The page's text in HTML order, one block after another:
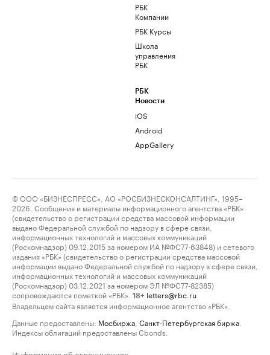
РБК
Компании
РБК Курсы
Школа
управления
РБК
РБК
Новости
iOS
Android
AppGallery
© ООО «БИЗНЕСПРЕСС», АО «РОСБИЗНЕСКОНСАЛТИНГ», 1995–
2026. Сообщения и материалы информационного агентства «РБК»
(свидетельство о регистрации средства массовой информации
выдано Федеральной службой по надзору в сфере связи,
информационных технологий и массовых коммуникаций
(Роскомнадзор) 09.12.2015 за номером ИА №ФС77-63848) и сетевого
издания «РБК» (свидетельство о регистрации средства массовой
информации выдано Федеральной службой по надзору в сфере связи,
информационных технологий и массовых коммуникаций
(Роскомнадзор) 03.12.2021 за номером ЭЛ №ФС77-82385)
сопровождаются пометкой «РБК».
18+ letters@rbc.ru
Владельцем сайта является информационное агентство «РБК».
Данные предоставлены: Мосбиржа Санкт-Петербургская биржа
Индексы облигаций предоставлены Cbonds.